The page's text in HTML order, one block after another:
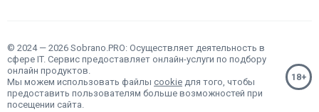
© 2024 — 2026 Sobrano.PRO: Осуществляет деятельность в
сфере IT. Сервис предоставляет онлайн-услуги по подбору
онлайн продуктов.
Мы можем использовать файлы cookie для того, чтобы
предоставить пользователям больше возможностей при
посещении сайта.